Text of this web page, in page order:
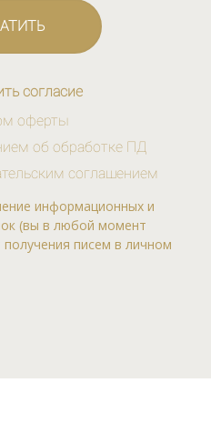
согласие
оферты
об обработке ПД
соглашением
информационных и
(вы в любой момент
писем в личном